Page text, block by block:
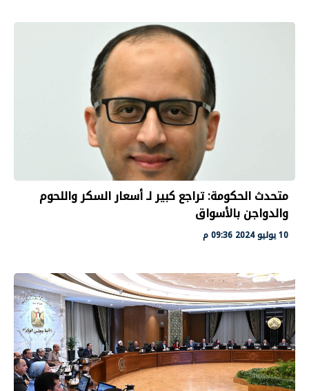
متحدث الحكومة: تراجع كبير لـ أسعار السكر واللحوم
والدواجن بالأسواق
10 يوليو 2024 09:36 م